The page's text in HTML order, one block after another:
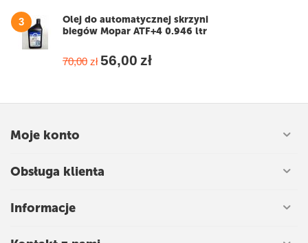
3
Olej do automatycznej skrzyni
biegów Mopar ATF+4 0.946 ltr
70,00 zł 56,00 zł
Moje konto
Obsługa klienta
Informacje